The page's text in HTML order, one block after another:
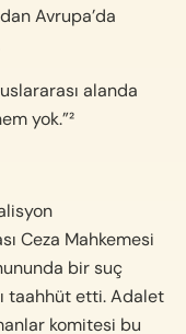
Avrupa’da
alanda
yok.”²
Ceza Mahkemesi
bir suç
taahhüt etti. Adalet
komitesi bu